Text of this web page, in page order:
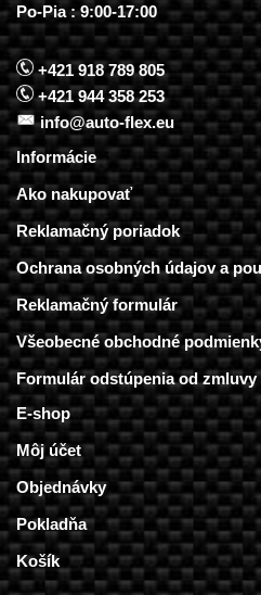
Po-Pia : 9:00-17:00
+421 918 789 805
+421 944 358 253
info@auto-flex.eu
Informácie
Ako nakupovať
Reklamačný poriadok
Ochrana osobných údajov a
Reklamačný formulár
Všeobecné obchodné
Formulár odstúpenia od zmluvy
E-shop
Môj účet
Objednávky
Pokladňa
Košík